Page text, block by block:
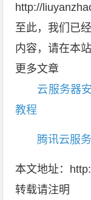
http://
至此，我们已
内容，请在本
更多文章
云服务器
教程
腾讯云服
本文地址：
转载请注明